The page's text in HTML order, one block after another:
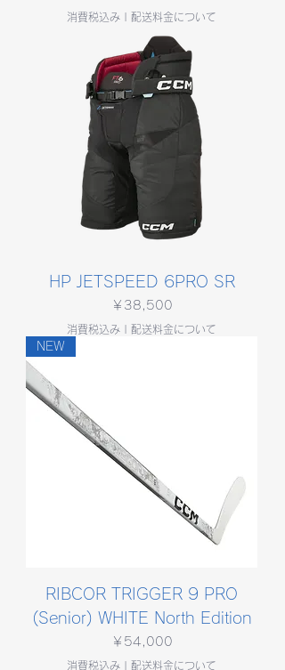
消費税込み 配送料金について
HP JETSPEED 6PRO SR
価格
￥38,500
消費税込み 配送料金について
NEW
RIBCOR TRIGGER 9 PRO
(Senior) WHITE North Edition
価格
￥54,000
消費税込み 配送料金について